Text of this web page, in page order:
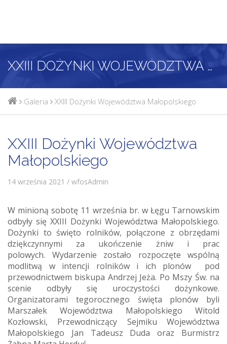
XXIII DOŻYNKI WOJEWÓDZTWA MAŁOPOLSKIEGO
Galeria XXIII Dożynki Województwa Małopolskiego
XXIII Dożynki Województwa
Małopolskiego
14 września 2021 / wfosAdmin
W minioną sobotę 11 września br. w Łęgu Tarnowskim
odbyły się XXIII Dożynki Województwa Małopolskiego.
Dożynki to święto rolników, połączone z obrzędami
dziękczynnymi za ukończenie żniw i prac
polowych. Wydarzenie zostało rozpoczęte wspólną
modlitwą w intencji rolników i ich plonów pod
przewodnictwem biskupa Andrzej Jeża. Po Mszy Św. na
scenie odbyły się uroczystości dożynkowe.
Organizatorami tegorocznego święta plonów byli
Marszałek Województwa Małopolskiego Witold
Kozłowski, Przewodniczący Sejmiku Województwa
Małopolskiego Jan Tadeusz Duda oraz Burmistrz